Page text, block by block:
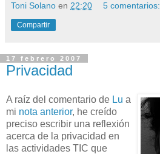
Toni Solano en 22:20 5 comentarios:
Compartir
17 febrero 2007
Privacidad
A raíz del comentario de Lu a
mi nota anterior, he creído
preciso escribir una reflexión
acerca de la privacidad en
las actividades TIC que